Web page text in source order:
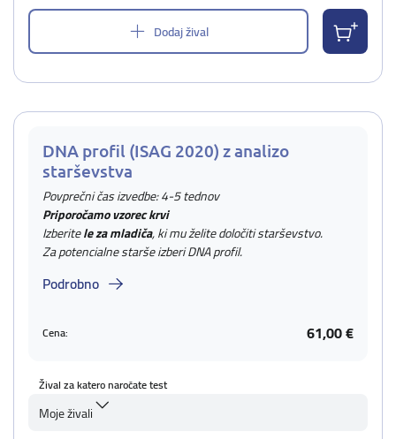
Dodaj žival
DNA profil (ISAG 2020) z analizo
starševstva
Povprečni čas izvedbe: 4-5 tednov
Priporočamo vzorec krvi
Izberitele za mladiča, ki mu želite določiti starševstvo.
Za potencialne starše izberi DNA profil.
Podrobno
Cena: 61,00 €
Žival za katero naročate test
Moje živali